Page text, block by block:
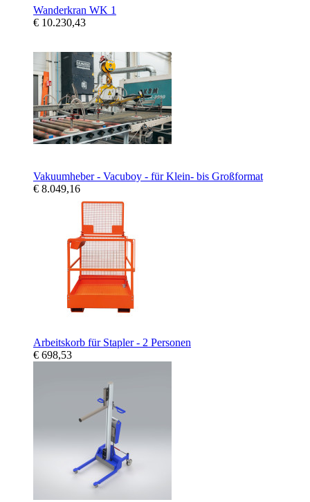
Wanderkran WK 1
€ 10.230,43
Vakuumheber - Vacuboy - für Klein- bis Großformat
€ 8.049,16
Arbeitskorb für Stapler - 2 Personen
€ 698,53